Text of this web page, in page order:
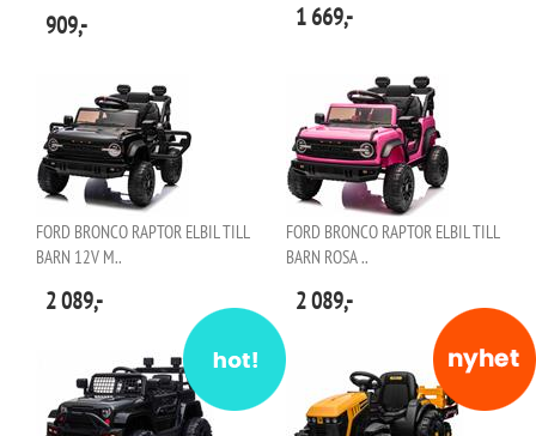
909,- 1 669,-
FORD BRONCO RAPTOR ELBIL TILL
BARN 12V M..
2 089,-
FORD BRONCO RAPTOR ELBIL TILL
BARN ROSA ..
2 089,-